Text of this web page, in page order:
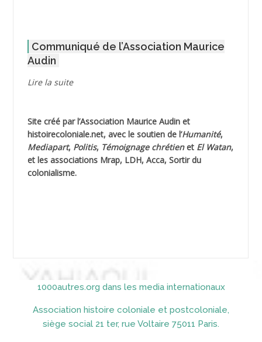
AGOULMINE
AHLOUCHE Mabrouk *
AIBLIED Ahmed
AICI (ou AISSI) Laïd
AIDI
Communiqué de l’Association Maurice
Audin
Lire la suite
Site créé par l’Association Maurice Audinet
histoirecoloniale.net, avec le soutien de l’Humanité,
Mediapart, Politis, Témoignage chrétienet El Watan,
et les associations Mrap, LDH, Acca, Sortir du
colonialisme.
1000autres.org dans les media internationaux
Association histoire coloniale et postcoloniale,
siège social 21 ter, rue Voltaire 75011 Paris.